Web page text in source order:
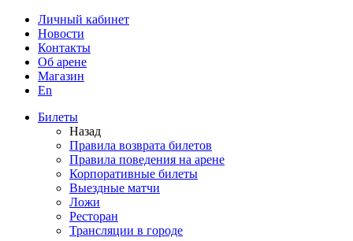
Личный кабинет
Новости
Контакты
Об арене
Магазин
En
Билеты
Назад
Правила возврата билетов
Правила поведения на арене
Корпоративные билеты
Выездные матчи
Ложи
Ресторан
Трансляции в городе